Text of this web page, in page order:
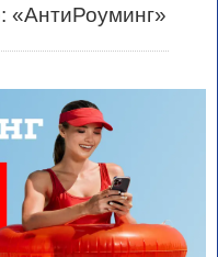
«АнтиРоуминг»